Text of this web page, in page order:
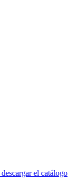
descargar el catálogo